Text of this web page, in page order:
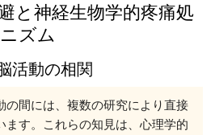
と神経生物学的疼痛処
ズム
活動の相関
間には、複数の研究により直接
ます。これらの知見は、心理学的